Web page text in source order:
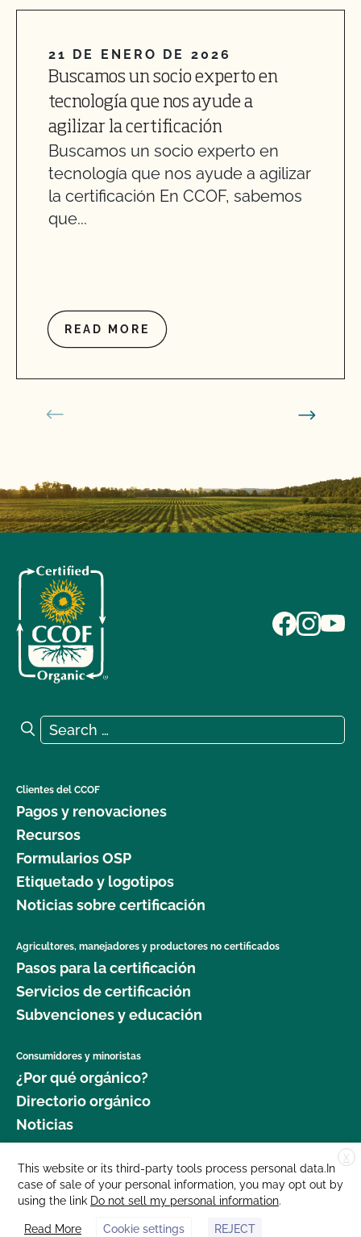
21 DE ENERO DE 2026
Buscamos un socio experto en
tecnología que nos ayude a
agilizar la certificación
Buscamos un socio experto en
tecnología que nos ayude a agilizar
la certificación En CCOF, sabemos
que...
READ MORE
Search for:
Search
Clientes del CCOF
Pagos y renovaciones
Recursos
Formularios OSP
Etiquetado y logotipos
Noticias sobre certificación
Agricultores, manejadores y productores no certificados
Pasos para la certificación
Servicios de certificación
Subvenciones y educación
Consumidores y minoristas
¿Por qué orgánico?
Directorio orgánico
Noticias
Donar
Carreras profesionales
Sala de prensa
X
This website or its third-party tools process personal data.In
case of sale of your personal information, you may opt out by
using the link Do not sell my personal information.
Read More Cookie settings REJECT